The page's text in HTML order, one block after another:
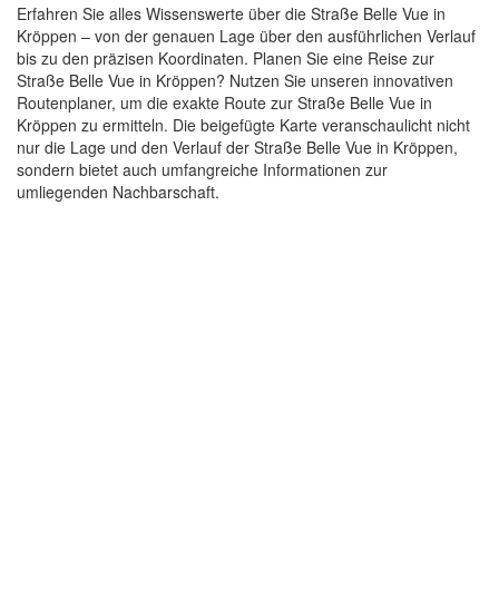
Erfahren Sie alles Wissenswerte über die Straße Belle Vue in
Kröppen – von der genauen Lage über den ausführlichen Verlauf
bis zu den präzisen Koordinaten. Planen Sie eine Reise zur
Straße Belle Vue in Kröppen? Nutzen Sie unseren innovativen
Routenplaner, um die exakte Route zur Straße Belle Vue in
Kröppen zu ermitteln. Die beigefügte Karte veranschaulicht nicht
nur die Lage und den Verlauf der Straße Belle Vue in Kröppen,
sondern bietet auch umfangreiche Informationen zur
umliegenden Nachbarschaft.